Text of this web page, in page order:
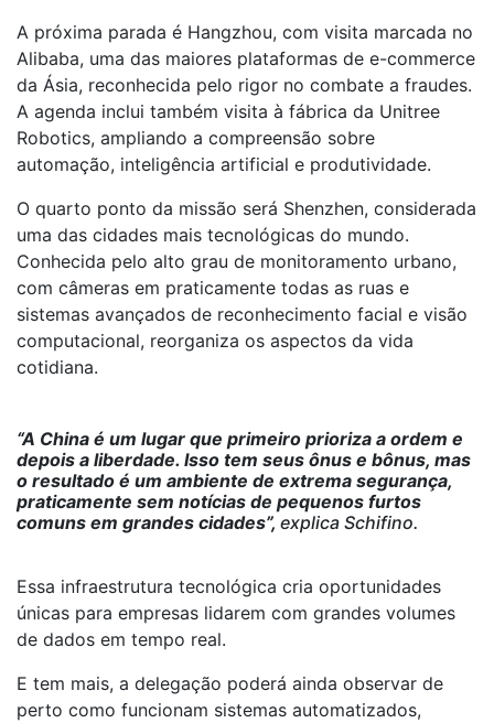
A próxima parada é Hangzhou, com visita marcada no
Alibaba, uma das maiores plataformas de e-commerce
da Ásia, reconhecida pelo rigor no combate a fraudes.
A agenda inclui também visita à fábrica da Unitree
Robotics, ampliando a compreensão sobre
automação, inteligência artificial e produtividade.
O quarto ponto da missão será Shenzhen, considerada
uma das cidades mais tecnológicas do mundo.
Conhecida pelo alto grau de monitoramento urbano,
com câmeras em praticamente todas as ruas e
sistemas avançados de reconhecimento facial e visão
computacional, reorganiza os aspectos da vida
cotidiana.
“A China é um lugar que primeiro prioriza a ordem e
depois a liberdade. Isso tem seus ônus e bônus, mas
o resultado é um ambiente de extrema segurança,
praticamente sem notícias de pequenos furtos
comuns em grandes cidades”, explica Schifino.
Essa infraestrutura tecnológica cria oportunidades
únicas para empresas lidarem com grandes volumes
de dados em tempo real.
E tem mais, a delegação poderá ainda observar de
perto como funcionam sistemas automatizados,